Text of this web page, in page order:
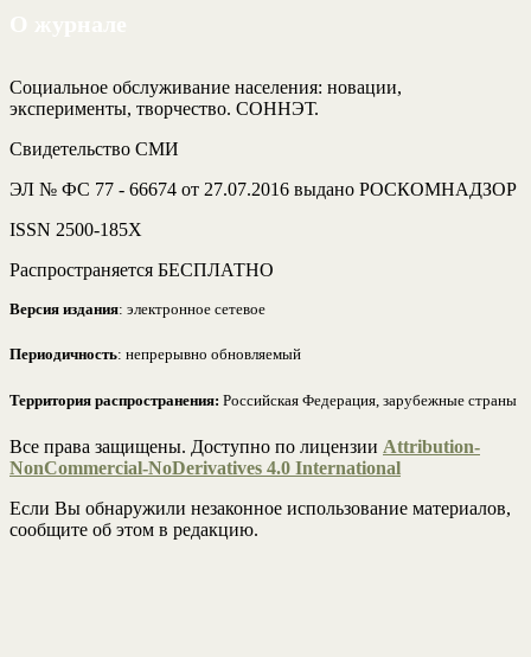
Социальное обслуживание населения: новации,
эксперименты, творчество. СОННЭТ.
Свидетельство СМИ
ЭЛ № ФС 77 - 66674 от 27.07.2016 выдано РОСКОМНАДЗОР
ISSN 2500-185Х
Распространяется БЕСПЛАТНО
Версия издания: электронное сетевое
Периодичность: непрерывно обновляемый
Территория распространения: Российская Федерация, зарубежные страны
Все права защищены. Доступно по лицензии Attribution-
NonCommercial-NoDerivatives 4.0 International
Если Вы обнаружили незаконное использование материалов,
сообщите об этом в редакцию.